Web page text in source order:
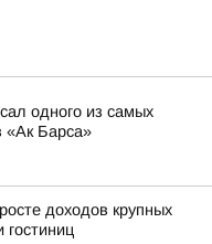
одного из самых
«Ак Барса»
доходов крупных
гостиниц